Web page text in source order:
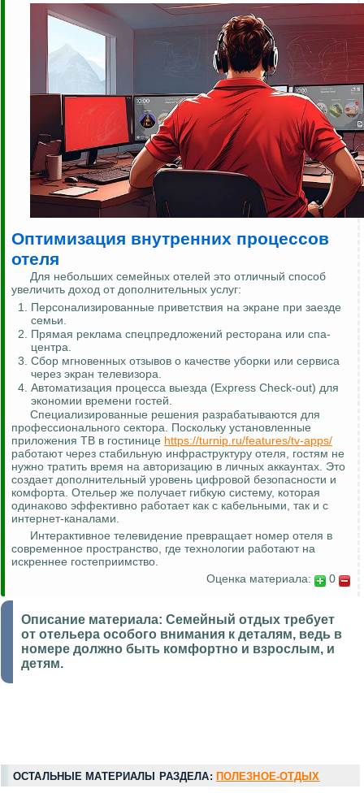
Оптимизация внутренних процессов
отеля
Для небольших семейных отелей это отличный способ
увеличить доход от дополнительных услуг:
Персонализированные приветствия на экране при заезде
семьи.
Прямая реклама спецпредложений ресторана или спа-
центра.
Сбор мгновенных отзывов о качестве уборки или сервиса
через экран телевизора.
Автоматизация процесса выезда (Express Check-out) для
экономии времени гостей.
Специализированные решения разрабатываются для
профессионального сектора. Поскольку установленные
приложения ТВ в гостинице https://turnip.ru/features/tv-apps/
работают через стабильную инфраструктуру отеля, гостям не
нужно тратить время на авторизацию в личных аккаунтах. Это
создает дополнительный уровень цифровой безопасности и
комфорта. Отельер же получает гибкую систему, которая
одинаково эффективно работает как с кабельными, так и с
интернет-каналами.
Интерактивное телевидение превращает номер отеля в
современное пространство, где технологии работают на
искреннее гостеприимство.
Оценка материала:
0
Описание материала: Семейный отдых требует
от отельера особого внимания к деталям, ведь в
номере должно быть комфортно и взрослым, и
детям.
ОСТАЛЬНЫЕ МАТЕРИАЛЫ РАЗДЕЛА: ПОЛЕЗНОЕ-ОТДЫХ